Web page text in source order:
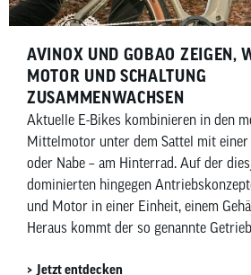
AVINOX UND GOBAO ZEIGEN,
MOTOR UND SCHALTUNG
ZUSAMMENWACHSEN
Aktuelle E-Bikes kombinieren in den
Mittelmotor unter dem Sattel mit einer
oder Nabe – am Hinterrad. Auf der
dominierten hingegen
und Motor in einer Einheit, einem
Heraus kommt der so genannte
Getriebemotoren vorgestellt, die
Jetzt entdecken